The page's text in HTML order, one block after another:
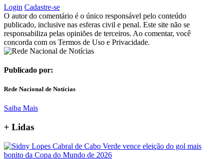
Login Cadastre-se
O autor do comentário é o único responsável pelo conteúdo
publicado, inclusive nas esferas civil e penal. Este site não se
responsabiliza pelas opiniões de terceiros. Ao comentar, você
concorda com os Termos de Uso e Privacidade.
Publicado por:
Rede Nacional de Notícias
Saiba Mais
+ Lidas